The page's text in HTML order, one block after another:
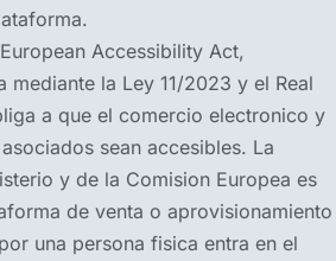
Accessibility Act,
mediante la Ley 11/2023 y el Real
a que el comercio electronico y
sean accesibles. La
y de la Comision Europea es
de venta o aprovisionamiento
una persona fisica entra en el